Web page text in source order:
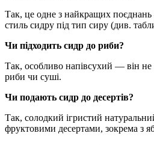
Так, це одне з найкращих поєднань
стиль сидру під тип сиру (див.
Чи підходить сидр до риби?
Так, особливо напівсухий — він не
риби чи суші.
Чи подають сидр до десертів?
Так, солодкий ігристий
фруктовими десертами, зокрема з